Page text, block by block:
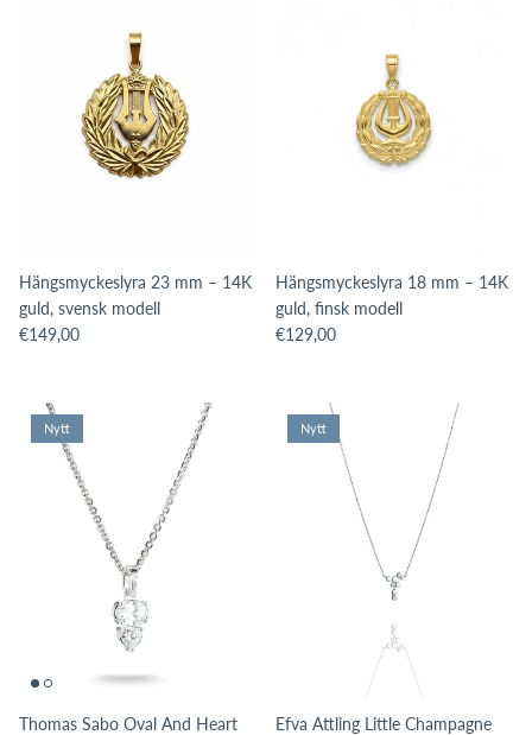
Hängsmyckeslyra 23 mm – 14K
guld, svensk modell
Translation missing: sv.products.product.price.regular_price
€149,00
Hängsmyckeslyra 18 mm – 14K
guld, finsk modell
Translation missing:
€129,00
Nytt
Thomas Sabo Oval And Heart
Nytt
Efva Attling Little Champagne